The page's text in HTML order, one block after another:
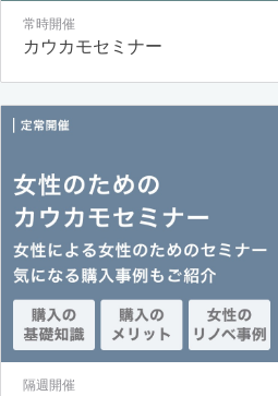
常時開催
カウカモセミナー
隔週開催